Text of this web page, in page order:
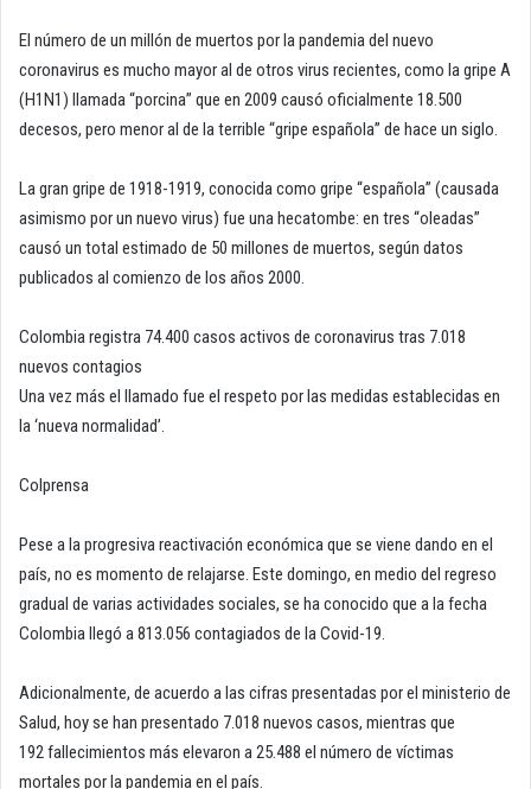
El número de un millón de muertos por la pandemia del nuevo
coronavirus es mucho mayor al de otros virus recientes, como la gripe A
(H1N1) llamada “porcina” que en 2009 causó oficialmente 18.500
decesos, pero menor al de la terrible “gripe española” de hace un siglo.
La gran gripe de 1918-1919, conocida como gripe “española” (causada
asimismo por un nuevo virus) fue una hecatombe: en tres “oleadas”
causó un total estimado de 50 millones de muertos, según datos
publicados al comienzo de los años 2000.
Colombia registra 74.400 casos activos de coronavirus tras 7.018
nuevos contagios
Una vez más el llamado fue el respeto por las medidas establecidas en
la ‘nueva normalidad’.
Colprensa
Pese a la progresiva reactivación económica que se viene dando en el
país, no es momento de relajarse. Este domingo, en medio del regreso
gradual de varias actividades sociales, se ha conocido que a la fecha
Colombia llegó a 813.056 contagiados de la Covid-19.
Adicionalmente, de acuerdo a las cifras presentadas por el ministerio de
Salud, hoy se han presentado 7.018 nuevos casos, mientras que
192 fallecimientos más elevaron a 25.488 el número de víctimas
mortales por la pandemia en el país.